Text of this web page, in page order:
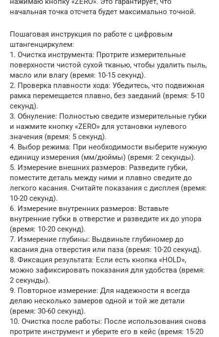
начальная точка отсчета будет максимально точной.
Пошаговая инструкция по работе с цифровым
штангенциркулем:
1. Очистка инструмента: Протрите измерительные
поверхности чистой сухой тканью, чтобы удалить пыль,
масло или влагу (время: 10-15 секунд).
2. Проверка плавности хода: Убедитесь, что подвижная
рамка перемещается плавно, без заеданий (время: 5-10
секунд).
3. Обнуление: Полностью сведите измерительные губки
и нажмите кнопку «ZERO» для установки нулевого
значения (время: 5 секунд).
4. Выбор режима: При необходимости выберите нужную
единицу измерения (мм/дюймы) (время: 2 секунды).
5. Измерение внешних размеров: Разведите губки,
поместите деталь между ними и плавно сведите до
легкого касания. Считайте показания с дисплея (время:
10-20 секунд).
6. Измерение внутренних размеров: Вставьте
внутренние губки в отверстие и разведите их до упора
(время: 10-20 секунд).
7. Измерение глубины: Выдвиньте глубиномер до
касания дна отверстия или паза (время: 10-20 секунд).
8. Фиксация результата: Если есть кнопка «HOLD»,
можно зафиксировать показания для удобства (время:
2 секунды).
9. Повторное измерение: Для надежности я всегда
делаю несколько замеров одной и той же детали
(время: 30-60 секунд).
10. Очистка после работы: После использования снова
протрите инструмент и уберите его в кейс (время: 15-20